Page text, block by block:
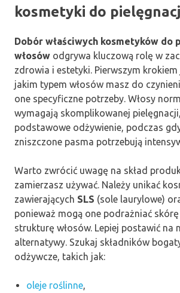
kosmetyki do
Dobór właściwych kosmetyków do
włosów odgrywa kluczową rolę w
zdrowia i estetyki. Pierwszym krokiem
jakim typem włosów masz do
one specyficzne potrzeby. Włosy
wymagają skomplikowanej
podstawowe odżywienie, podczas
zniszczone pasma potrzebują
Warto zwrócić uwagę na skład
zamierzasz używać. Należy unikać
zawierających SLS (sole laurylowe)
ponieważ mogą one podrażniać skórę
strukturę włosów. Lepiej postawić na
alternatywy. Szukaj składników
odżywcze, takich jak:
oleje roślinne,